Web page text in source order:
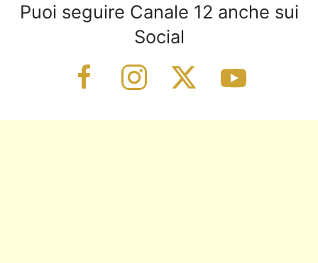
Puoi seguire Canale 12 anche sui
Social